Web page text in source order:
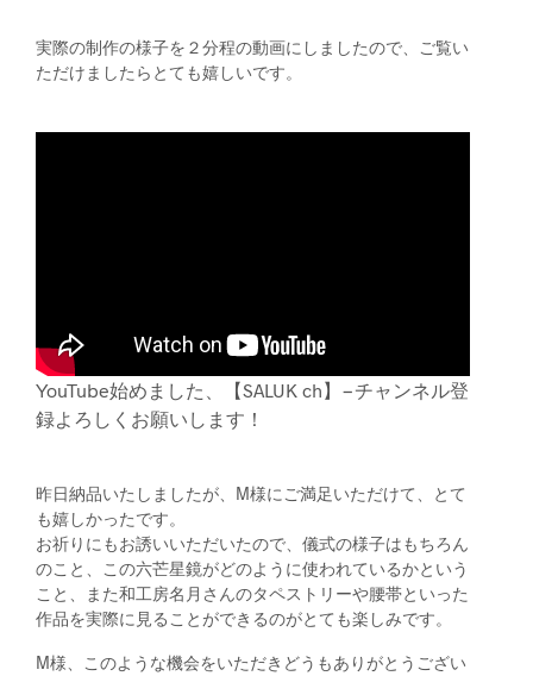
実際の制作の様子を２分程の動画にしましたので、ご覧い
ただけましたらとても嬉しいです。
YouTube始めました、【SALUK ch】−チャンネル登
録よろしくお願いします！
昨日納品いたしましたが、M様にご満足いただけて、とて
も嬉しかったです。
お祈りにもお誘いいただいたので、儀式の様子はもちろん
のこと、この六芒星鏡がどのように使われているかという
こと、また和工房名月さんのタペストリーや腰帯といった
作品を実際に見ることができるのがとても楽しみです。
M様、このような機会をいただきどうもありがとうござい